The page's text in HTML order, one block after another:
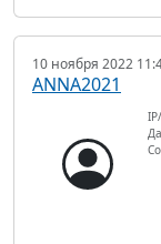
10 ноября 2022
ANNA2021